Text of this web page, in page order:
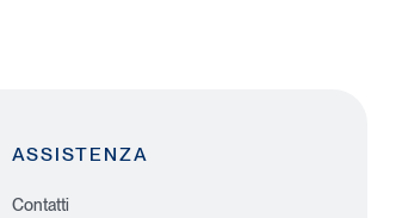
ASSISTENZA
Contatti